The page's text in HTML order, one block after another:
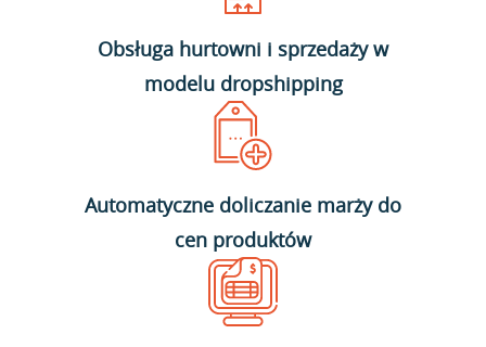
Obsługa hurtowni i sprzedaży w
modelu dropshipping
Automatyczne doliczanie marży do
cen produktów